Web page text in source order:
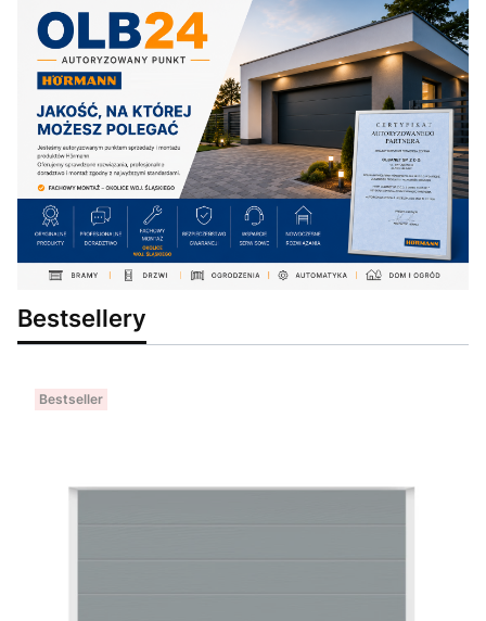
Bestsellery
Bestseller